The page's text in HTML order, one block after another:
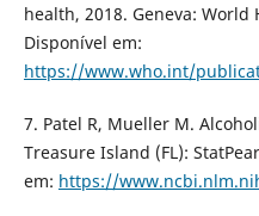
health, 2018. Geneva:
Disponível em:
https://www.who.int/
7. Patel R, Mueller M.
Treasure Island (FL):
em: https://